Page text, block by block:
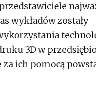
wykładów zostały
3D w
ich pomocą